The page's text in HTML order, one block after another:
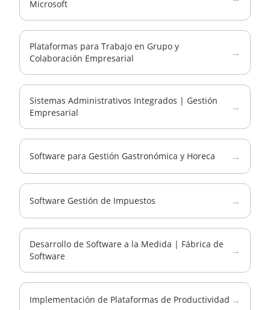
Microsoft
Plataformas para Trabajo en Grupo y
Colaboración Empresarial
→
Sistemas Administrativos Integrados | Gestión
Empresarial
→
Software para Gestión Gastronómica y Horeca →
Software Gestión de Impuestos →
Desarrollo de Software a la Medida | Fábrica de
Software
→
Implementación de Plataformas de Productividad →